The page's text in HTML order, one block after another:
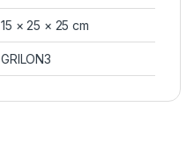
15 × 25 × 25 cm
GRILON3